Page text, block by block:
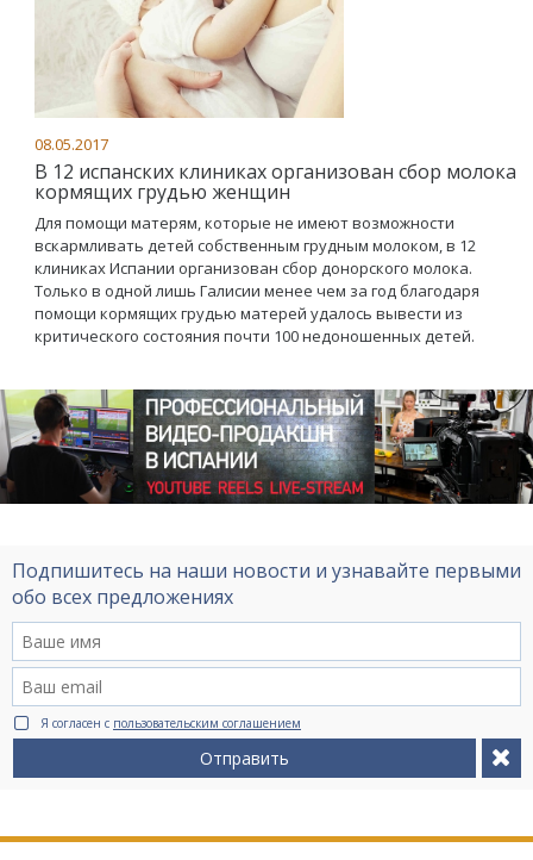
08.05.2017
В 12 испанских клиниках организован сбор молока
кормящих грудью женщин
Для помощи матерям, которые не имеют возможности
вскармливать детей собственным грудным молоком, в 12
клиниках Испании организован сбор донорского молока.
Только в одной лишь Галисии менее чем за год благодаря
помощи кормящих грудью матерей удалось вывести из
критического состояния почти 100 недоношенных детей.
Подпишитесь на наши новости и узнавайте первыми
обо всех предложениях
Я согласен с пользовательским соглашением
Отправить